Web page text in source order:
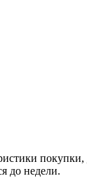
до недели.